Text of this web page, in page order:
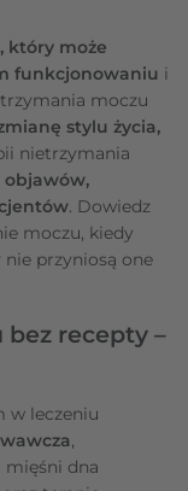
który może
funkcjonowaniu i
moczu
stylu życia,
nietrzymania
. Dowiedz
moczu, kiedy
przyniosą one
recepty –
w leczeniu
,
dna